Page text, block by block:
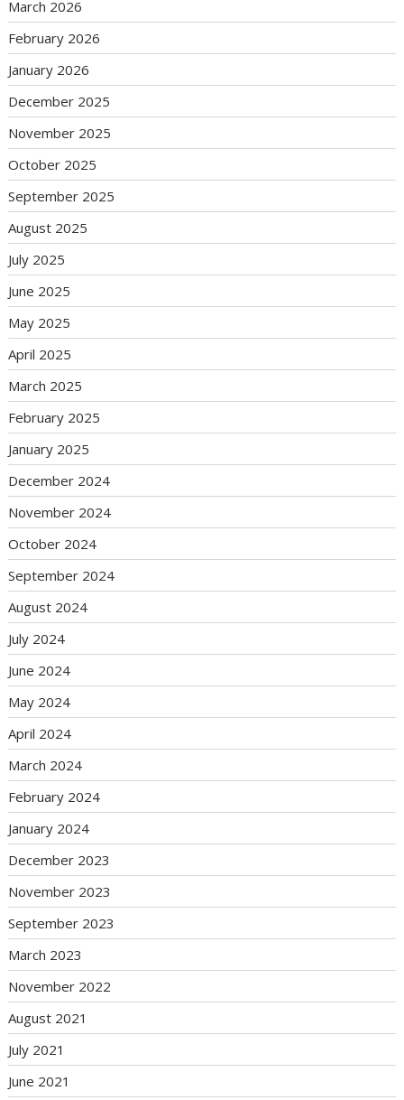
March 2026
February 2026
January 2026
December 2025
November 2025
October 2025
September 2025
August 2025
July 2025
June 2025
May 2025
April 2025
March 2025
February 2025
January 2025
December 2024
November 2024
October 2024
September 2024
August 2024
July 2024
June 2024
May 2024
April 2024
March 2024
February 2024
January 2024
December 2023
November 2023
September 2023
March 2023
November 2022
August 2021
July 2021
June 2021